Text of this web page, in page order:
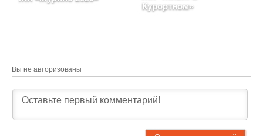
Курортном»
Вы не авторизованы